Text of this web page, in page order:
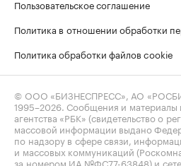
Пользовательское соглашение
Политика в отношении обработки
Политика обработки файлов cookie
© ООО «БИЗНЕСПРЕСС», АО
1995–2026 . Сообщения и
агентства «РБК» (свидетельство о
массовой информации выдано
по надзору в сфере связи,
и массовых коммуникаций
за номером ИА №ФС77-63848) и